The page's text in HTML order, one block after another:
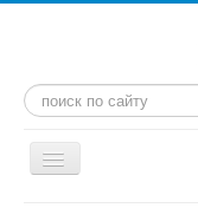
Искать...
Toggle
Navigation